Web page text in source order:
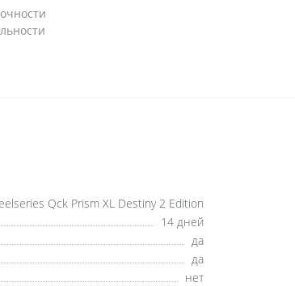
Qck Prism XL Destiny 2 Edition
14 дней
да
да
нет